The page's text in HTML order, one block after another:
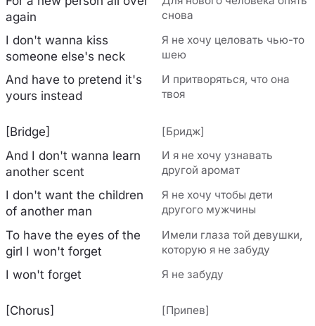
again
снова
I don't wanna kiss
someone else's neck
Я не хочу целовать чью-то
шею
And have to pretend it's
yours instead
И притворяться, что она
твоя
[Bridge] [Бридж]
And I don't wanna learn
another scent
И я не хочу узнавать
другой аромат
I don't want the children
of another man
Я не хочу чтобы дети
другого мужчины
To have the eyes of the
girl I won't forget
Имели глаза той девушки,
которую я не забуду
I won't forget Я не забуду
[Chorus] [Припев]